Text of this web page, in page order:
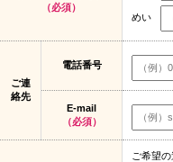
（必須）
めい
ご連
絡先
電話番号
E-mail
（必須）
ご希望